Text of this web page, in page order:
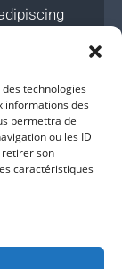
technologies
informations des
permettra de
ou les ID
retirer son
caractéristiques
Lorem